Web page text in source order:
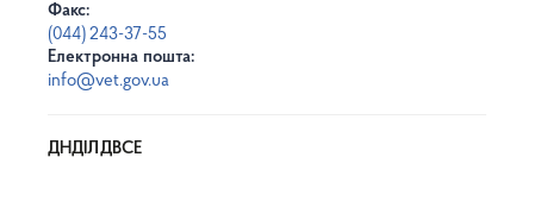
Факс:
(044) 243-37-55
Електронна пошта:
info@vet.gov.ua
ДНДІЛДВСЕ